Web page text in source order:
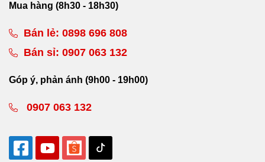
Mua hàng (8h30 - 18h30)
Bán lẻ: 0898 696 808
Bán sỉ: 0907 063 132
Góp ý, phản ánh (9h00 - 19h00)
0907 063 132